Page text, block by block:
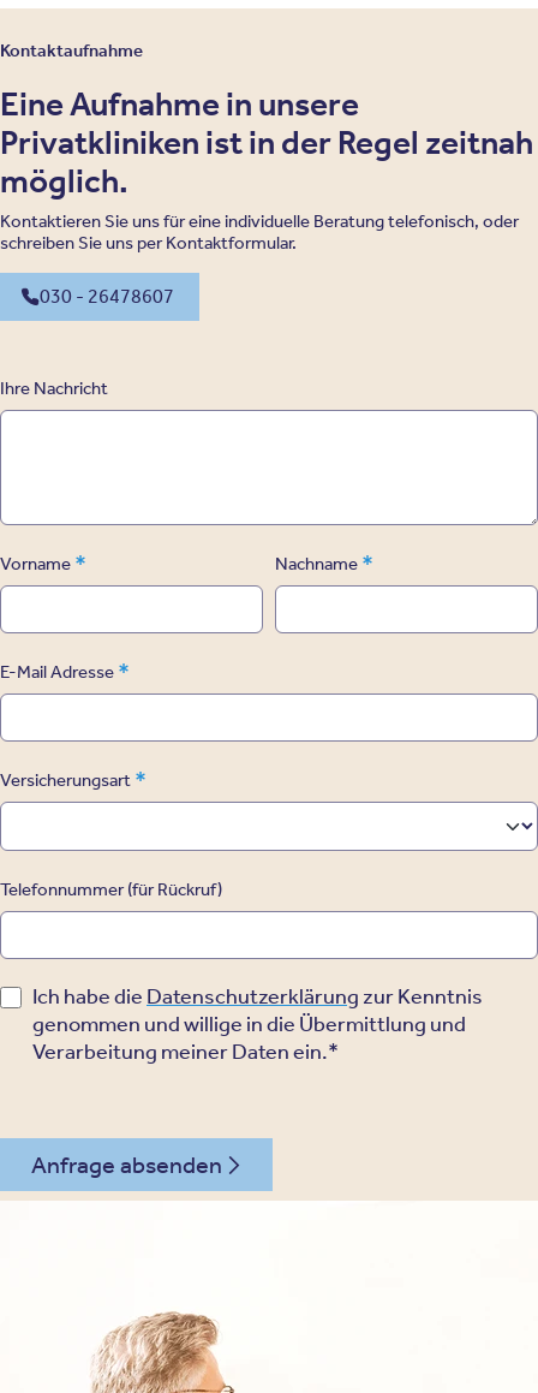
Kontaktaufnahme
Eine Aufnahme in unsere
Privatkliniken ist in der Regel zeitnah
möglich.
Kontaktieren Sie uns für eine individuelle Beratung telefonisch, oder
schreiben Sie uns per Kontaktformular.
030 - 26478607
Ihre Nachricht
Vorname * Nachname *
E-Mail Adresse *
Versicherungsart *
Telefonnummer (für Rückruf)
Ich habe die Datenschutzerklärung zur Kenntnis
genommen und willige in die Übermittlung und
Verarbeitung meiner Daten ein.*
Anfrage absenden
Informationen
Für Patienten